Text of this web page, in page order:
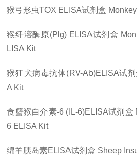
猴弓形虫TOX ELISA试剂盒
猴纤溶酶原(Plg) ELISA试剂盒
LISA Kit
猴狂犬病毒抗体(RV-Ab)ELISA试剂
A Kit
食蟹猴白介素-6 (IL-6)ELISA试剂盒
6 ELISA Kit
绵羊胰岛素ELISA试剂盒 Sheep